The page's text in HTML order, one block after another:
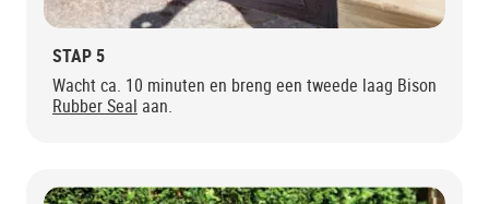
STAP 5
Wacht ca. 10 minuten en breng een tweede laag Bison
Rubber Seal aan.